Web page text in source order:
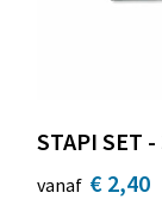
STAPI SET
vanaf € 2,40